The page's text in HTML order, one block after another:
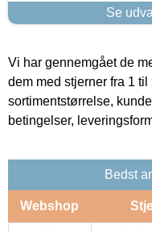
Se
Vi har gennemgået de
dem med stjerner fra 1
sortimentstørrelse,
betingelser,
Bedst
Webshop